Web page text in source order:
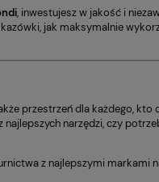
, inwestujesz w jakość i
jak maksymalnie
przestrzeń dla każdego, kto
narzędzi, czy
z najlepszymi markami